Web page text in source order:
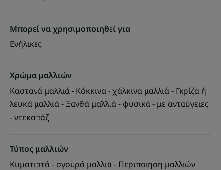
Μπορεί να χρησιμοποιηθεί για
Ενήλικες
Χρώμα μαλλιών
Καστανά μαλλιά - Κόκκινα - χάλκινα μαλλιά - Γκρίζα ή
λευκά μαλλιά - Ξανθά μαλλιά - φυσικά - με ανταύγειες
- ντεκαπάζ
Τύπος μαλλιών
Κυματιστά - σγουρά μαλλιά - Περιποίηση μαλλιών